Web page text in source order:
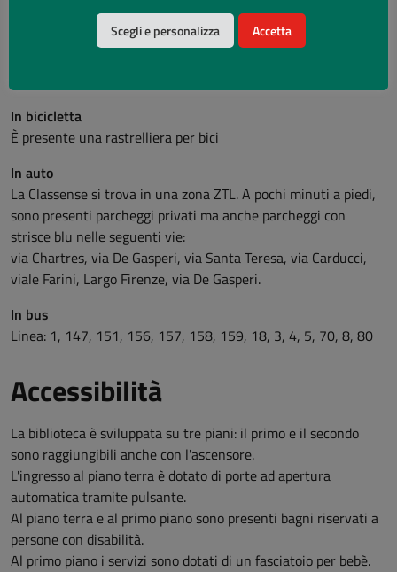
Via Baccarini 3 - 48121 Ravenna
In bicicletta
È presente una rastrelliera per bici
In auto
La Classense si trova in una zona ZTL. A pochi minuti a piedi,
sono presenti parcheggi privati ma anche parcheggi con
strisce blu nelle seguenti vie:
via Chartres, via De Gasperi, via Santa Teresa, via Carducci,
viale Farini, Largo Firenze, via De Gasperi.
In bus
Linea: 1, 147, 151, 156, 157, 158, 159, 18, 3, 4, 5, 70, 8, 80
Accessibilità
La biblioteca è sviluppata su tre piani: il primo e il secondo
sono raggiungibili anche con l'ascensore.
L'ingresso al piano terra è dotato di porte ad apertura
automatica tramite pulsante.
Al piano terra e al primo piano sono presenti bagni riservati a
persone con disabilità.
Al primo piano i servizi sono dotati di un fasciatoio per bebè.
Scegli e personalizza Accetta